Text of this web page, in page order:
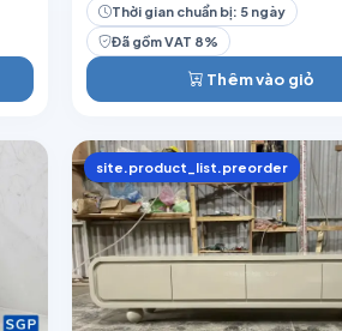
Thời gian chuẩn bị: 5 ngày
Đã gồm VAT 8%
Thêm vào giỏ
site.product_list.preorder